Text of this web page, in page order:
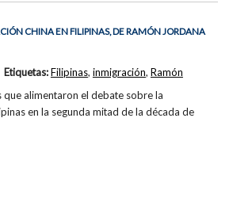
CHINA EN FILIPINAS, DE RAMÓN JORDANA
alimentaron el debate sobre la
en la segunda mitad de la década de
Etiquetas:Filipinas, inmigración, Ramón